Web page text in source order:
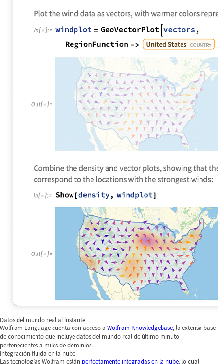
Datos del mundo real al instante
Wolfram Language cuenta con acceso a Wolfram Knowledgebase, la extensa base
de conocimiento que incluye datos del mundo real de último minuto
pertenecientes a miles de dominios.
Integración fluida en la nube
Las tecnologías Wolfram están perfectamente integradas en la nube, lo cual